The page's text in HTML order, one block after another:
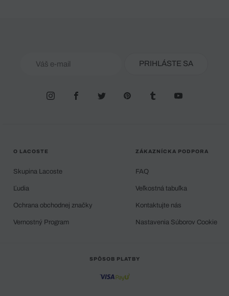
PRIHLÁSTE SA
O LACOSTE
Skupina Lacoste
Ľudia
Ochrana obchodnej značky
Vernostný Program
ZÁKAZNÍCKA PODPORA
FAQ
Veľkostná tabuľka
Kontaktujte nás
Nastavenia Súborov Cookie
SPÔSOB PLATBY